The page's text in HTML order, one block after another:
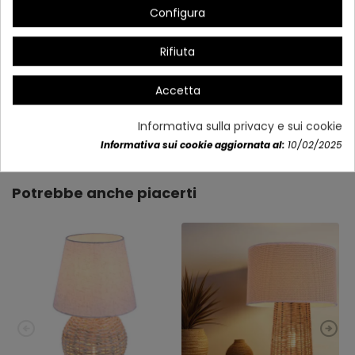
* Posibilidad de poner únicamente una bombilla
Dettagli del prodotto
Potrebbe anche piacerti
Configura
Rifiuta
Accetta
Informativa sulla privacy e sui cookie
Informativa sui cookie aggiornata al: 10/02/2025